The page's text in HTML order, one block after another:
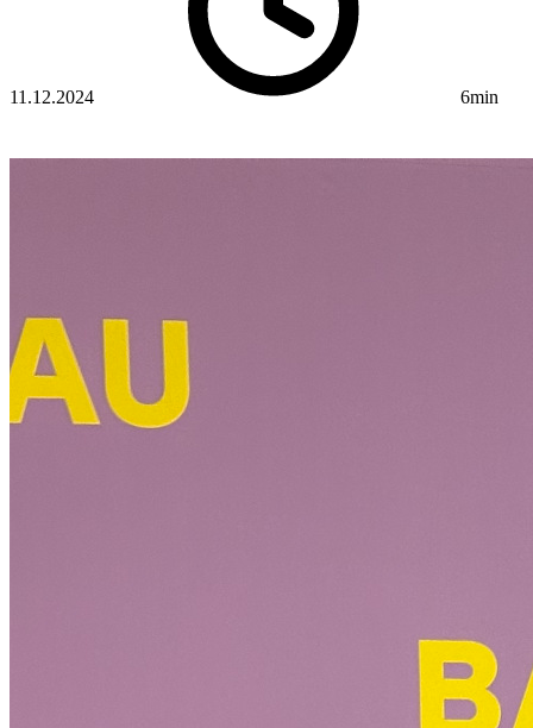
11.12.2024 6min